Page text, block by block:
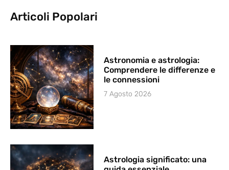
Articoli Popolari
Astronomia e astrologia:
Comprendere le differenze e
le connessioni
7 Agosto 2026
Astrologia significato: una